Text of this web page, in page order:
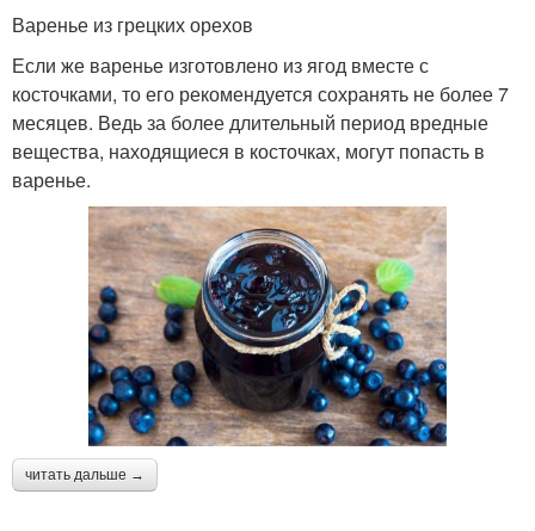
Варение из земляники
Яблочное варение Варение из яблок
Варение с корицей Варение на сковороде
Прозрачное варение Варения из яблок
Варенье из грецких орехов
Если же варенье изготовлено из ягод вместе с
косточками, то его рекомендуется сохранять не более 7
месяцев. Ведь за более длительный период вредные
вещества, находящиеся в косточках, могут попасть в
варенье.
читать дальше →